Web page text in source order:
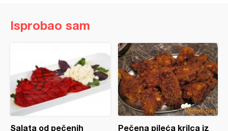
Isprobao sam
Salata od pečenih
Pečena pileća krilca iz